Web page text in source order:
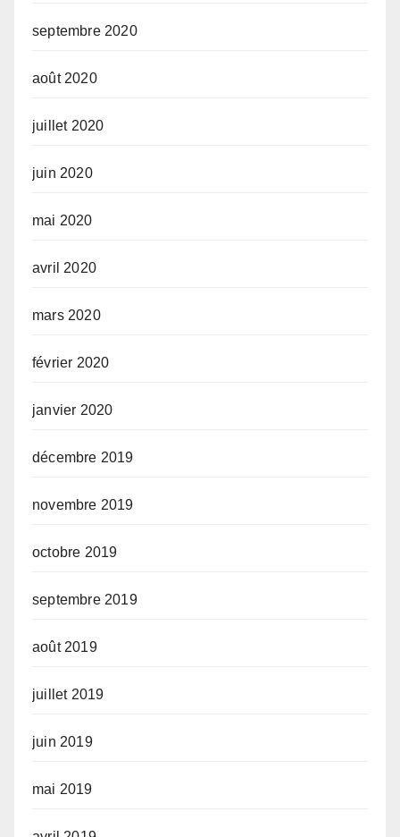
septembre 2020
août 2020
juillet 2020
juin 2020
mai 2020
avril 2020
mars 2020
février 2020
janvier 2020
décembre 2019
novembre 2019
octobre 2019
septembre 2019
août 2019
juillet 2019
juin 2019
mai 2019